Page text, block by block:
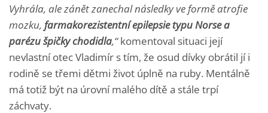
Vyhrála, ale zánět zanechal následky ve formě atrofie
mozku, farmakorezistentní epilepsie typu Norse a
parézu špičky chodidla,“komentoval situaci její
nevlastní otec Vladimír s tím, že osud dívky obrátil jí i
rodině se třemi dětmi život úplně na ruby. Mentálně
má totiž být na úrovní malého dítě a stále trpí
záchvaty.